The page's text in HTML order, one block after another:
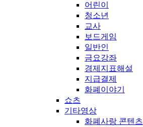
어린이
청소년
교사
보드게임
일반인
금요강좌
경제지표해설
지급결제
화폐이야기
쇼츠
기타영상
화폐사랑 콘텐츠